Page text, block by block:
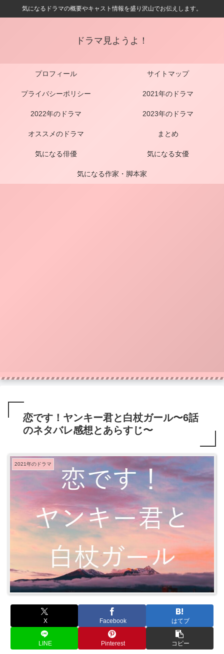
気になるドラマの概要やキャスト情報を盛り沢山でお伝えします。
ドラマ見ようよ！
プロフィール サイトマップ
プライバシーポリシー 2021年のドラマ
2022年のドラマ 2023年のドラマ
オススメのドラマ まとめ
気になる俳優 気になる女優
気になる作家・脚本家
恋です！ヤンキー君と白杖ガール〜6話
のネタバレ感想とあらすじ〜
2021年のドラマ
X Facebook はてブ
LINE Pinterest コピー